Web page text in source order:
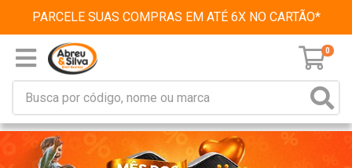
PARCELE SUAS COMPRAS EM ATÉ 6X NO CARTÃO*
0